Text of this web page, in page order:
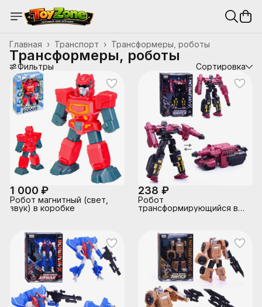
Трансформеры, роботы
Транспорт ›
Главная ›
Трансформеры, роботы
Фильтры Сортировка
1 000 ₽
Робот магнитный (свет,
звук) в коробке
238 ₽
Робот
трансформирующийся в